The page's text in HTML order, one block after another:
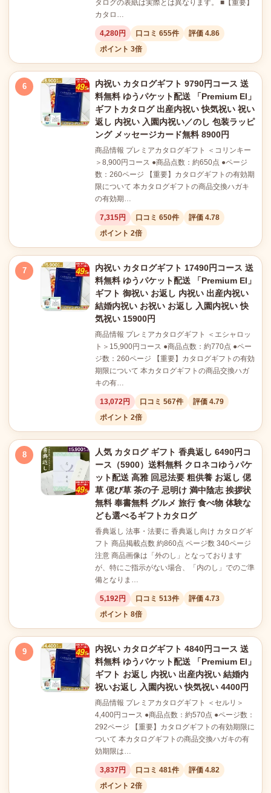
タログの表紙は実際とは異なります。 ■【重要】
カタロ…
4,280円 口コミ 655件
評価 4.86
ポイント 3倍
6
内祝い カタログギフト 9790円コース 送
料無料 ゆうパケット配送 「Premium El」
ギフトカタログ 出産内祝い 快気祝い 祝い
返し 内祝い 入園内祝い／のし 包装ラッピ
ング メッセージカード無料 8900円
商品情報 プレミアカタログギフト ＜コリンキー
＞8,900円コース ●商品点数：約650点 ●ページ
数：260ページ 【重要】カタログギフトの有効期
限について 本カタログギフトの商品交換ハガキ
の有効期…
7,315円 口コミ 650件
評価 4.78
ポイント 2倍
7
内祝い カタログギフト 17490円コース 送
料無料 ゆうパケット配送 「Premium El」
ギフト 御祝い お返し 内祝い 出産内祝い
結婚内祝い お祝い お返し 入園内祝い 快
気祝い 15900円
商品情報 プレミアカタログギフト ＜エシャロッ
ト＞15,900円コース ●商品点数：約770点 ●ペー
ジ数：260ページ 【重要】カタログギフトの有効
期限について 本カタログギフトの商品交換ハガ
キの有…
13,072円 口コミ 567件
評価 4.79
ポイント 2倍
8
人気 カタログ ギフト 香典返し 6490円コ
ース（5900）送料無料 クロネコゆうパケ
ット配送 高雅 回忌法要 粗供養 お返し 偲
草 偲び草 茶の子 忌明け 満中陰志 挨拶状
無料 奉書無料 グルメ 旅行 食べ物 体験な
ども選べるギフトカタログ
香典返し 法事・法要に 香典返し向け カタログギ
フト 商品掲載点数 約860点 ページ数 340ページ
注意 商品画像は「外のし」となっております
が、特にご指示がない場合、「内のし」でのご準
備となりま…
5,192円 口コミ 513件
評価 4.73
ポイント 8倍
9
内祝い カタログギフト 4840円コース 送
料無料 ゆうパケット配送 「Premium El」
ギフト お返し 内祝い 出産内祝い 結婚内
祝いお返し 入園内祝い 快気祝い 4400円
商品情報 プレミアカタログギフト ＜セルリ＞
4,400円コース ●商品点数：約570点 ●ページ数：
292ページ 【重要】カタログギフトの有効期限に
ついて 本カタログギフトの商品交換ハガキの有
効期限は…
3,837円 口コミ 481件
評価 4.82
ポイント 2倍